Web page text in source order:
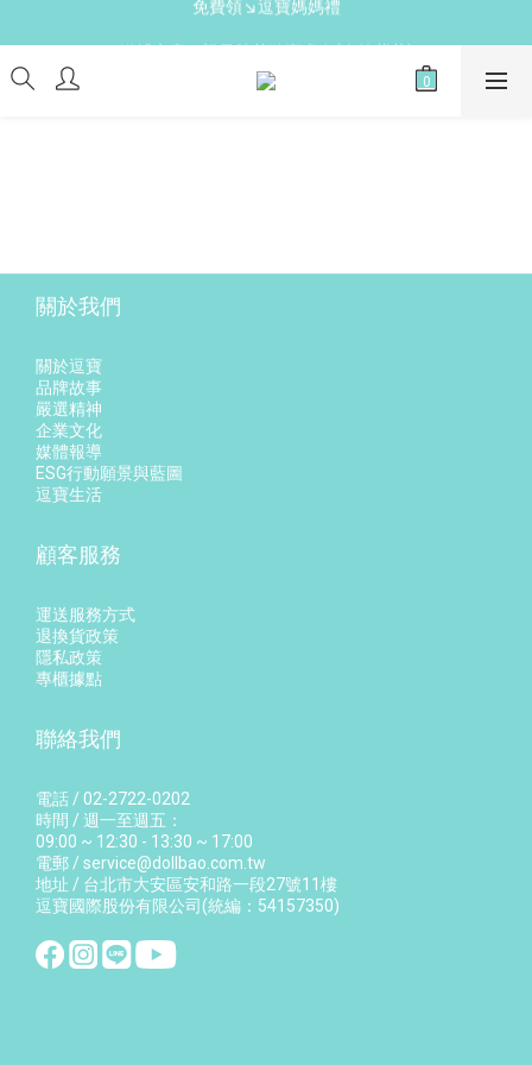
送禮心意↘親子胺基酸潔膚皂(金箔紫草)
新手爸媽必備↘育兒懶人包
關於我們
關於逗寶
品牌故事
嚴選精神
企業文化
媒體報導
ESG行動願景與藍圖
逗寶生活
顧客服務
運送服務方式
退換貨政策
隱私政策
專櫃據點
聯絡我們
電話 / 02-2722-0202
時間 / 週一至週五：
09:00 ~ 12:30 - 13:30 ~ 17:00
電郵 / service@dollbao.com.tw
地址 / 台北市大安區安和路一段27號11樓
逗寶國際股份有限公司(統編：54157350)